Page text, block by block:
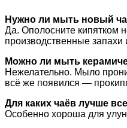
Нужно ли мыть новый
Да. Ополосните кипятком
производственные запахи
Можно ли мыть
Нежелательно. Мыло
всё же появился —
Для каких чаёв лучше
Особенно хороша для